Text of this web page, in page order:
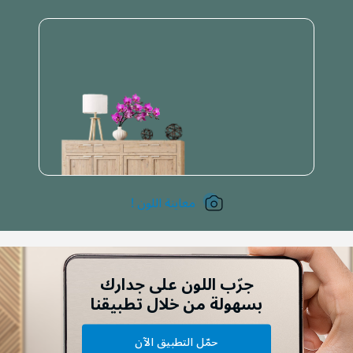
معاينة اللون !
جرّب اللون على جدارك
بسهولة من خلال تطبيقنا
حمّل التطبيق الآن